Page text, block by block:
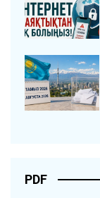
PDF